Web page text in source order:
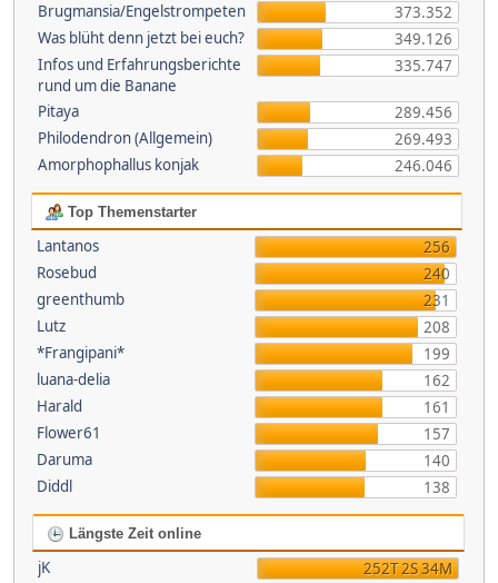
Brugmansia/Engelstrompeten
373.352
Was blüht denn jetzt bei euch?
349.126
Infos und Erfahrungsberichte
rund um die Banane
335.747
Pitaya
289.456
Philodendron (Allgemein)
269.493
Amorphophallus konjak
246.046
Top Themenstarter
Lantanos
256
Rosebud
240
greenthumb
231
Lutz
208
*Frangipani*
199
luana-delia
162
Harald
161
Flower61
157
Daruma
140
Diddl
138
Längste Zeit online
jK
252T 2S 34M